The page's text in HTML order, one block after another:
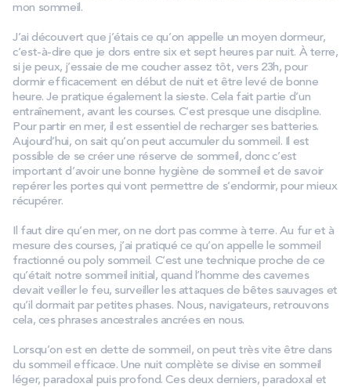
mon sommeil.
J’ai découvert que j’étais ce qu’on appelle un moyen dormeur,
c’est-à-dire que je dors entre six et sept heures par nuit. À terre,
si je peux, j’essaie de me coucher assez tôt, vers 23h, pour
dormir efficacement en début de nuit et être levé de bonne
heure. Je pratique également la sieste. Cela fait partie d’un
entraînement, avant les courses. C’est presque une discipline.
Pour partir en mer, il est essentiel de recharger ses batteries.
Aujourd’hui, on sait qu’on peut accumuler du sommeil. Il est
possible de se créer une réserve de sommeil, donc c’est
important d’avoir une bonne hygiène de sommeil et de savoir
repérer les portes qui vont permettre de s’endormir, pour mieux
récupérer.
Il faut dire qu’en mer, on ne dort pas comme à terre. Au fur et à
mesure des courses, j’ai pratiqué ce qu’on appelle le sommeil
fractionné ou poly sommeil. C’est une technique proche de ce
qu’était notre sommeil initial, quand l’homme des cavernes
devait veiller le feu, surveiller les attaques de bêtes sauvages et
qu’il dormait par petites phases. Nous, navigateurs, retrouvons
cela, ces phrases ancestrales ancrées en nous.
Lorsqu’on est en dette de sommeil, on peut très vite être dans
du sommeil efficace. Une nuit complète se divise en sommeil
léger, paradoxal puis profond. Ces deux derniers, paradoxal et